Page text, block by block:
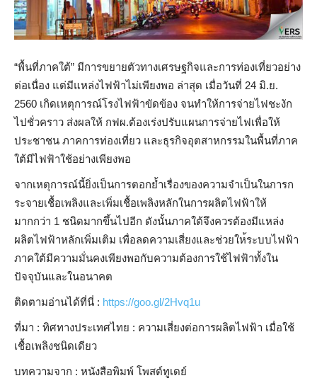
“พื้นที่ภาคใต้” มีการขยายตัวทางเศรษฐกิจและการท่องเที่ยวอย่าง
ต่อเนื่อง แต่มีแหล่งไฟฟ้าไม่เพียงพอ ล่าสุด เมื่อวันที่ 24 มิ.ย.
2560 เกิดเหตุการณ์โรงไฟฟ้าขัดข้อง จนทำให้การจ่ายไฟชะงัก
ไปชั่วคราว ส่งผลให้ กฟผ.ต้องเร่งปรับแผนการจ่ายไฟเพื่อให้
ประชาชน ภาคการท่องเที่ยว และธุรกิจอุตสาหกรรมในพื้นที่ภาค
ใต้มีไฟฟ้าใช้อย่างเพียงพอ
จากเหตุการณ์นี้ยิ่งเป็นการตอกย้ำเรื่องของความจำเป็นในการก
ระจายเชื้อเพลิงและเพิ่มเชื้อเพลิงหลักในการผลิตไฟฟ้าให้
มากกว่า 1 ชนิดมากขึ้นไปอีก ดังนั้นภาคใต้จึงควรต้องมีแหล่ง
ผลิตไฟฟ้าหลักเพิ่มเติม เพื่อลดความเสี่ยงและช่วยให้ระบบไฟฟ้า
ภาคใต้มีความมั่นคงเพียงพอกับความต้องการใช้ไฟฟ้าทั้งใน
ปัจจุบันและในอนาคต
ติดตามอ่านได้ที่นี่ : https://goo.gl/2Hvq1u
ที่มา : ทิศทางประเทศไทย : ความเสี่ยงต่อการผลิตไฟฟ้า เมื่อใช้
เชื้อเพลิงชนิดเดียว
บทความจาก : หนังสือพิมพ์ โพสต์ทูเดย์